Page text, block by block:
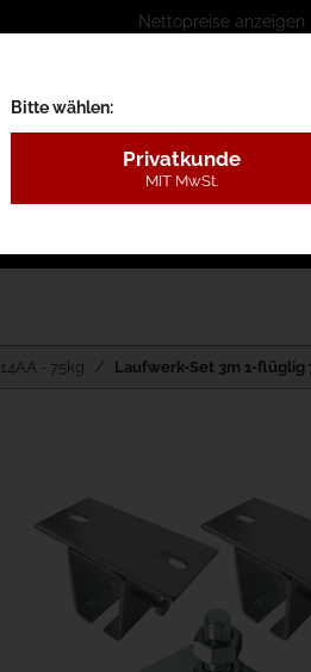
Nettopreise anzeigen
14AA - 75kg Laufwerk-Set 3m 1-flüglig
Bitte wählen:
Privatkunde
MIT MwSt.